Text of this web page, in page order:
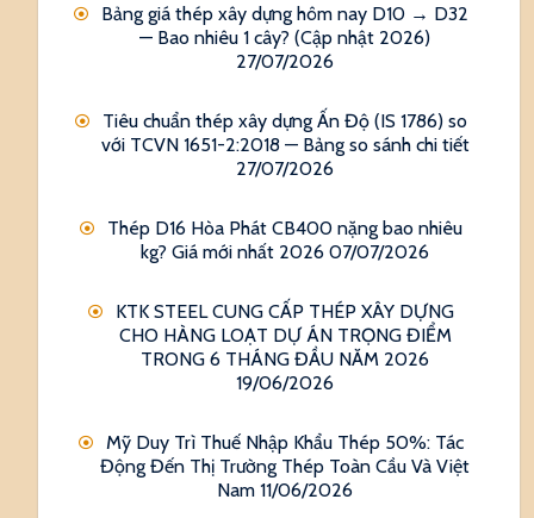
Bảng giá thép xây dựng hôm nay D10 → D32
— Bao nhiêu 1 cây? (Cập nhật 2026)
27/07/2026
Tiêu chuẩn thép xây dựng Ấn Độ (IS 1786) so
với TCVN 1651-2:2018 — Bảng so sánh chi tiết
27/07/2026
Thép D16 Hòa Phát CB400 nặng bao nhiêu
kg? Giá mới nhất 2026 07/07/2026
KTK STEEL CUNG CẤP THÉP XÂY DỰNG
CHO HÀNG LOẠT DỰ ÁN TRỌNG ĐIỂM
TRONG 6 THÁNG ĐẦU NĂM 2026
19/06/2026
Mỹ Duy Trì Thuế Nhập Khẩu Thép 50%: Tác
Động Đến Thị Trường Thép Toàn Cầu Và Việt
Nam 11/06/2026